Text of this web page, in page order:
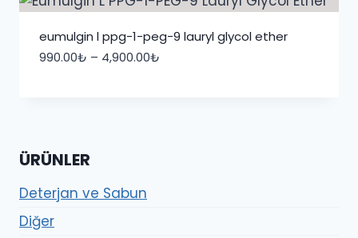
eumulgin l ppg-1-peg-9 lauryl glycol ether
990.00₺ – 4,900.00₺Fiyat
ÜRÜNLER
Deterjan ve Sabun
Diğer